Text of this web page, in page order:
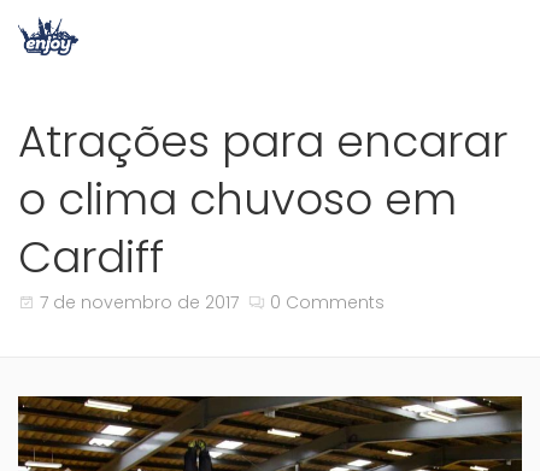
Atrações para encarar
o clima chuvoso em
Cardiff
7 de novembro de 2017 0 Comments